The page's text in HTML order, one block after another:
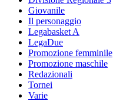
Giovanile
Il personaggio
Legabasket A
LegaDue
Promozione femminile
Promozione maschile
Redazionali
Tornei
Varie